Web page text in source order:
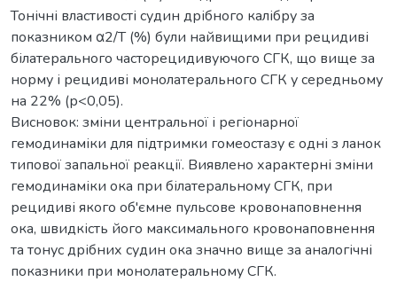
Тонічні властивості судин дрібного калібру за
показником α2/Т (%) були найвищими при рецидиві
білатерального часторецидивуючого СГК, що вище за
норму і рецидиві монолатерального СГК у середньому
на 22% (р<0,05).
Висновок: зміни центральної і регіонарної
гемодинаміки для підтримки гомеостазу є одні з ланок
типової запальної реакції. Виявлено характерні зміни
гемодинаміки ока при білатеральному СГК, при
рецидиві якого об'ємне пульсове кровонаповнення
ока, швидкість його максимального кровонаповнення
та тонус дрібних судин ока значно вище за аналогічні
показники при монолатеральному СГК.